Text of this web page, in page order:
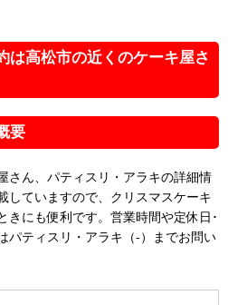
は高松市の近くのケーキ屋さ
要
さん、パティスリ・アラキの詳細情
していますので、クリスマスケーキ
きにも便利です。営業時間や定休日･
パティスリ・アラキ（-）までお問い